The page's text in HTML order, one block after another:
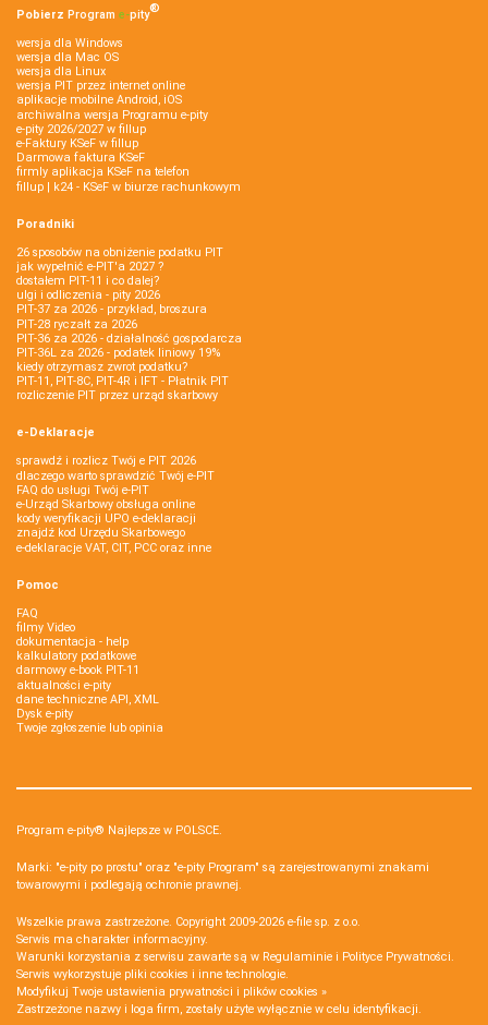
Pobierz Program e‑pity®
wersja dla Windows
wersja dla Mac OS
wersja dla Linux
wersja PIT przez internet online
aplikacje mobilne Android, iOS
archiwalna wersja Programu e-pity
e-pity 2026/2027 w fillup
e‑Faktury KSeF w fillup
Darmowa faktura KSeF
firmly aplikacja KSeF na telefon
fillup | k24 - KSeF w biurze rachunkowym
Poradniki
26 sposobów na obniżenie podatku PIT
jak wypełnić e-PIT'a 2027 ?
dostałem PIT-11 i co dalej?
ulgi i odliczenia - pity 2026
PIT-37 za 2026 - przykład, broszura
PIT-28 ryczałt za 2026
PIT-36 za 2026 - działalność gospodarcza
PIT-36L za 2026 - podatek liniowy 19%
kiedy otrzymasz zwrot podatku?
PIT-11, PIT-8C, PIT-4R i IFT - Płatnik PIT
rozliczenie PIT przez urząd skarbowy
e-Deklaracje
sprawdź i rozlicz Twój e PIT 2026
dlaczego warto sprawdzić Twój e-PIT
FAQ do usługi Twój e-PIT
e-Urząd Skarbowy obsługa online
kody weryfikacji UPO e-deklaracji
znajdź kod Urzędu Skarbowego
e-deklaracje VAT, CIT, PCC oraz inne
Pomoc
FAQ
filmy Video
dokumentacja - help
kalkulatory podatkowe
darmowy e-book PIT-11
aktualności e-pity
dane techniczne API, XML
Dysk e-pity
Twoje zgłoszenie lub opinia
Program e-pity® Najlepsze w POLSCE.
Marki: "e-pity po prostu" oraz "e-pity Program" są zarejestrowanymi znakami
towarowymi i podlegają ochronie prawnej.
Wszelkie prawa zastrzeżone. Copyright 2009-2026 e-file sp. z o.o.
Serwis ma charakter informacyjny.
Warunki korzystania z serwisu zawarte są w Regulaminie i Polityce Prywatności.
Serwis wykorzystuje pliki cookies i inne technologie.
Modyfikuj Twoje ustawienia prywatności i plików cookies »
Zastrzeżone nazwy i loga firm, zostały użyte wyłącznie w celu identyfikacji.